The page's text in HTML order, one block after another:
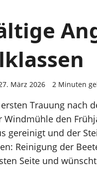
März 2026 2 Minuten
ersten Trauung nach
Windmühle den
gereinigt und der
Reinigung der
Seite und